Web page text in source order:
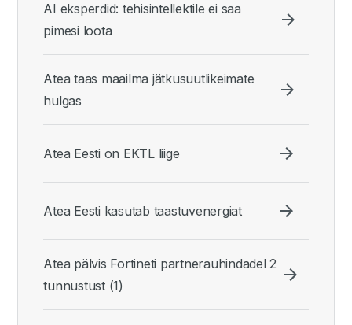
AI eksperdid: tehisintellektile ei saa
pimesi loota
Atea taas maailma jätkusuutlikeimate
hulgas
Atea Eesti on EKTL liige
Atea Eesti kasutab taastuvenergiat
Atea pälvis Fortineti partnerauhindadel 2
tunnustust (1)